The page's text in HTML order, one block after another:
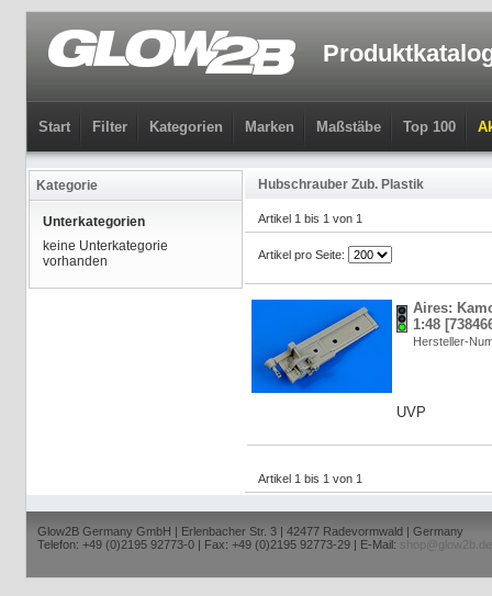
Start Filter Kategorien Marken Maßstäbe Top 100
Kategorie
Unterkategorien
keine Unterkategorie
vorhanden
Hubschrauber Zub. Plastik
Artikel 1 bis 1 von 1
Artikel pro Seite:
Aires:
1:48
Hersteller-
UVP
Artikel 1 bis 1 von 1
Glow2B Germany GmbH | Erlenbacher Str. 3 | 42477 Radevormwald | Germany
Telefon: +49 (0)2195 92773-0 | Fax: +49 (0)2195 92773-29 | E-Mail:
shop@glow2b.de